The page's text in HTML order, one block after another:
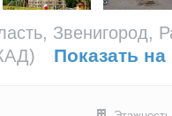
Звенигород,
Показать на